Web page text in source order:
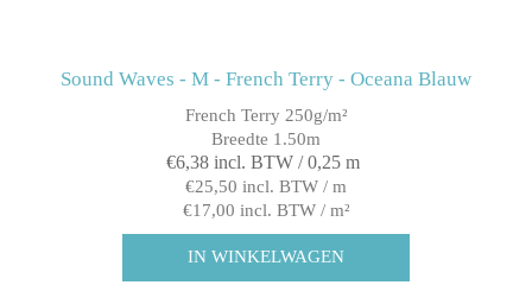
Sound Waves - M - French Terry - Oceana Blauw
French Terry 250g/m²
Breedte 1.50m
€6,38 incl. BTW / 0,25 m
€25,50 incl. BTW / m
€17,00 incl. BTW / m²